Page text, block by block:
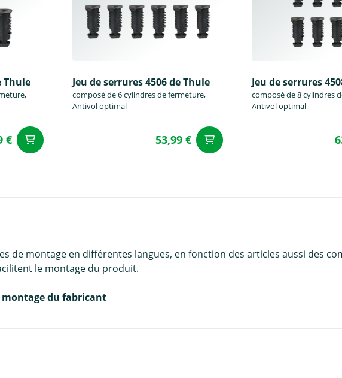
Thule
€
Jeu de serrures 4506 de Thule
composé de 6 cylindres de fermeture,
Antivol optimal
53,99 €
Jeu de serrures
composé de 8 cylindres
Antivol optimal
de montage en différentes langues, en fonction des articles aussi des
le montage du produit.
montage du fabricant